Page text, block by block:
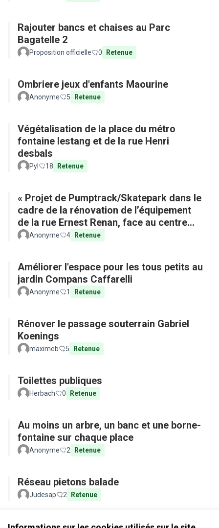
Rajouter bancs et chaises au Parc
Bagatelle 2
Proposition officielle 0 Retenue
Ombriere jeux d'enfants Maourine
Anonyme 5 Retenue
Végétalisation de la place du métro
fontaine lestang et de la rue Henri
desbals
Pyl 18 Retenue
« Projet de Pumptrack/Skatepark dans le
cadre de la rénovation de l’équipement
de la rue Ernest Renan, face au centre
commercial »
Anonyme 4 Retenue
Améliorer l'espace pour les tous petits au
jardin Compans Caffarelli
Anonyme 1 Retenue
Rénover le passage souterrain Gabriel
Koenings
maximeb 5 Retenue
Toilettes publiques
Herbach 0 Retenue
Au moins un arbre, un banc et une borne-
fontaine sur chaque place
Anonyme 2 Retenue
Réseau pietons balade
Judesap 2 Retenue